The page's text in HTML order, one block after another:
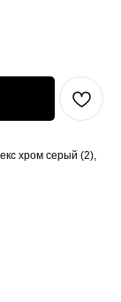
хром серый (2),